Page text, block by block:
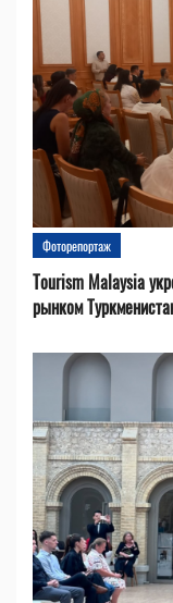
Фоторепортаж
Tourism Malaysia
рынком